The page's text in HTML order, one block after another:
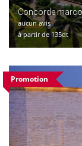
Concorde
aucun avis
à partir de 135dt
Promotion